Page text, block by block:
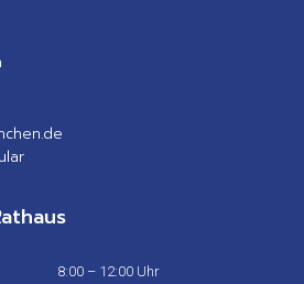
8:00 – 12:00 Uhr